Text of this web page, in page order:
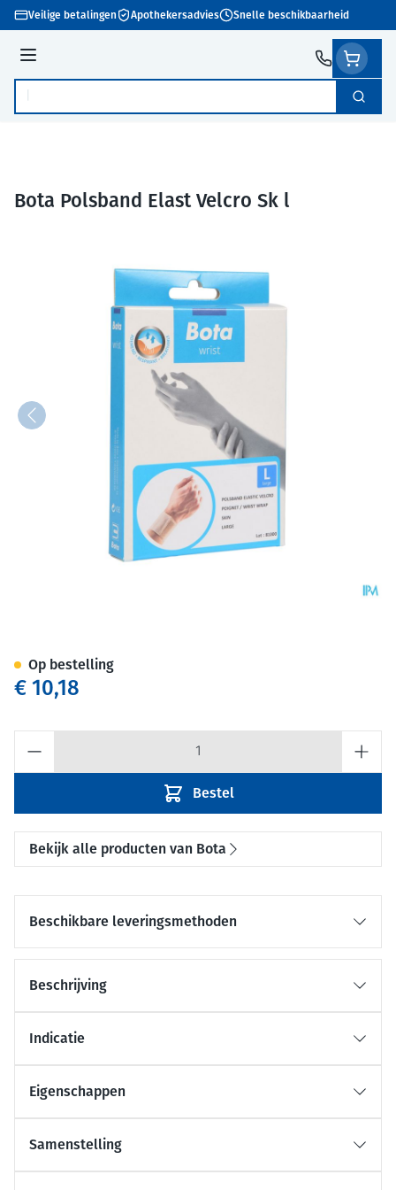
Ga naar de inhoud
Veilige betalingen Apothekersadvies Snelle beschikbaarheid
Menu
Product, merk, categorie... Zoek
Bota Polsband Elast Velcro Sk l
€ 10,18
Bestel
Op bestelling
Bekijk alle producten van Bota
Beschikbare leveringsmethoden
Beschrijving
Indicatie
Eigenschappen
Samenstelling